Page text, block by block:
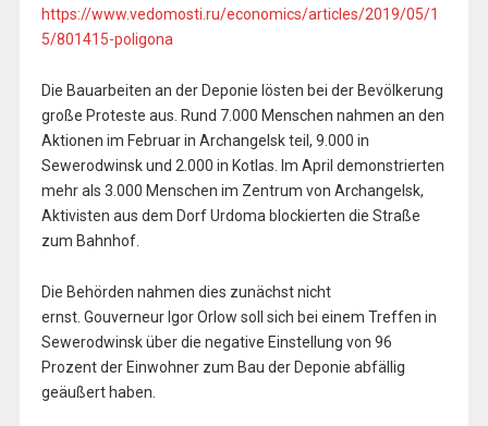
https://www.vedomosti.ru/economics/articles/2019/05/1
5/801415-poligona
Die Bauarbeiten an der Deponie lösten bei der Bevölkerung
große Proteste aus. Rund 7.000 Menschen nahmen an den
Aktionen im Februar in Archangelsk teil, 9.000 in
Sewerodwinsk und 2.000 in Kotlas. Im April demonstrierten
mehr als 3.000 Menschen im Zentrum von Archangelsk,
Aktivisten aus dem Dorf Urdoma blockierten die Straße
zum Bahnhof.
Die Behörden nahmen dies zunächst nicht
ernst. Gouverneur Igor Orlow soll sich bei einem Treffen in
Sewerodwinsk über die negative Einstellung von 96
Prozent der Einwohner zum Bau der Deponie abfällig
geäußert haben.